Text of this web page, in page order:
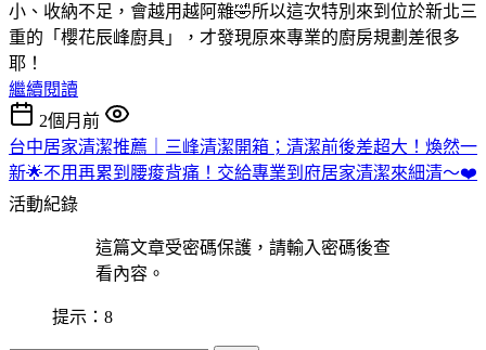
小、收納不足，會越用越阿雜🤣所以這次特別來到位於新北三
重的「櫻花辰峰廚具」，才發現原來專業的廚房規劃差很多
耶！
繼續閱讀
2個月前
台中居家清潔推薦｜三峰清潔開箱；清潔前後差超大！煥然一
新🌟不用再累到腰痠背痛！交給專業到府居家清潔來細清～❤️
活動紀錄
這篇文章受密碼保護，請輸入密碼後查
看內容。
提示：8